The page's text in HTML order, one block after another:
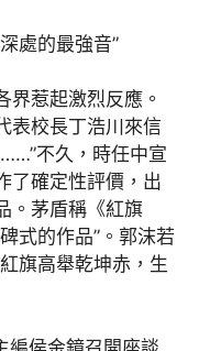
處的最強音”
界惹起激烈反應。
表校長丁浩川來信
不久，時任中宣
了確定性評價，出
。茅盾稱《紅旗
式的作品”。郭沫若
旗高舉乾坤赤，生